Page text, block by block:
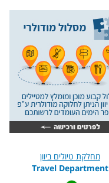
מחלקת טיולים ביוון
Travel Department